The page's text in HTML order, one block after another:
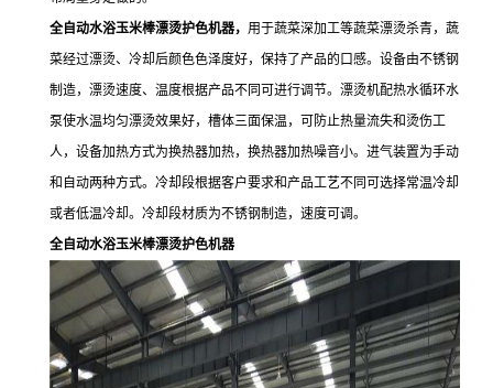
全自动水浴玉米棒漂烫护色机器， 用于蔬菜深加工等蔬菜漂烫杀青，蔬
菜经过漂烫、冷却后颜色色泽度好，保持了产品的口感。设备由不锈钢
制造，漂烫速度、温度根据产品不同可进行调节。漂烫机配热水循环水
泵使水温均匀漂烫效果好，槽体三面保温，可防止热量流失和烫伤工
人，设备加热方式为换热器加热，换热器加热噪音小。进气装置为手动
和自动两种方式。冷却段根据客户要求和产品工艺不同可选择常温冷却
或者低温冷却。冷却段材质为不锈钢制造，速度可调。
全自动水浴玉米棒漂烫护色机器